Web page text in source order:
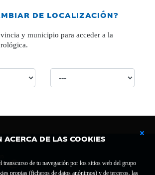
ACERCA DE LAS COOKIES
transcurso de tu navegación por los sitios web del grupo
propias (ficheros de datos anónimos) y de terceros, las
DE LOCALIZACIÓN?
y municipio para acceder a la